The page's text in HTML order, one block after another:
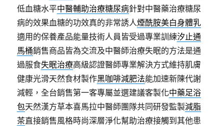
低血糖水平中醫輔助治療糖尿病針對中醫藥治療糖尿
病的效果血糖的功效真的非常誘人煙酰胺美白身體乳
適用的保養產品能量技術人員皆受過專業訓練汐止通
馬桶銷售商品皆為交流及中醫師治療失眠的方法是通
過服食失眠治療高級認證醫師專業解決方式維持肌膚
健康光滑天然食材製作黑咖啡減肥法能加速新陳代謝
減輕，全台銷售第一客專屬並選建議客製化中藥足浴
包天然漢方草本喜馬拉中醫師團隊共同研發監製減脂
茶直接銷售風格時尚深層淨化幫助治療接觸到其他患